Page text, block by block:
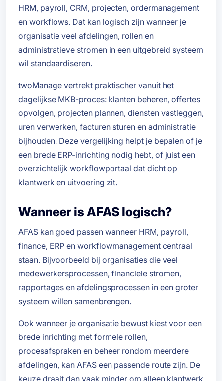
HRM, payroll, CRM, projecten, ordermanagement
en workflows. Dat kan logisch zijn wanneer je
organisatie veel afdelingen, rollen en
administratieve stromen in een uitgebreid systeem
wil standaardiseren.
twoManage vertrekt praktischer vanuit het
dagelijkse MKB-proces: klanten beheren, offertes
opvolgen, projecten plannen, diensten vastleggen,
uren verwerken, facturen sturen en administratie
bijhouden. Deze vergelijking helpt je bepalen of je
een brede ERP-inrichting nodig hebt, of juist een
overzichtelijk workflowportaal dat dicht op
klantwerk en uitvoering zit.
Wanneer is AFAS logisch?
AFAS kan goed passen wanneer HRM, payroll,
finance, ERP en workflowmanagement centraal
staan. Bijvoorbeeld bij organisaties die veel
medewerkersprocessen, financiele stromen,
rapportages en afdelingsprocessen in een groter
systeem willen samenbrengen.
Ook wanneer je organisatie bewust kiest voor een
brede inrichting met formele rollen,
procesafspraken en beheer rondom meerdere
afdelingen, kan AFAS een passende route zijn. De
keuze draait dan vaak minder om alleen klantwerk